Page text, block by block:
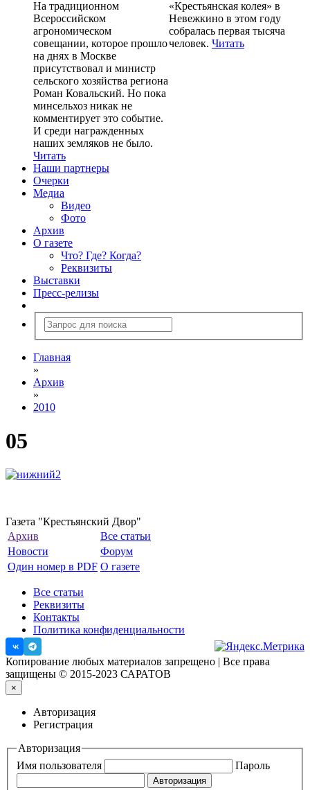
«Крестьянская колея» в
Невежкино в этом году
собралась первая тысяча
человек. Читать
На традиционном
Всероссийском
агрономическом
совещании, которое прошло
на днях в Москве
присутствовал и министр
сельского хозяйства региона
Роман Ковальский. Но пока
минсельхоз никак не
комментирует это событие.
И среди награжденных
наших земляков не было.
Читать
Наши партнеры
Очерки
Медиа
Видео
Фото
Архив
О газете
Что? Где? Когда?
Реквизиты
Выставки
Пресс-релизы
Главная
»
Архив
»
2010
05
Газета "Крестьянский Двор"
Архив
Все статьи
Новости
Форум
Один номер в PDF О газете
Все статьи
Реквизиты
Контакты
Политика конфиденциальности
Копирование любых материалов запрещено | Все права
защищены © 2015-2023 САРАТОВ
×
Авторизация
Регистрация
Авторизация
Имя пользователя
Пароль